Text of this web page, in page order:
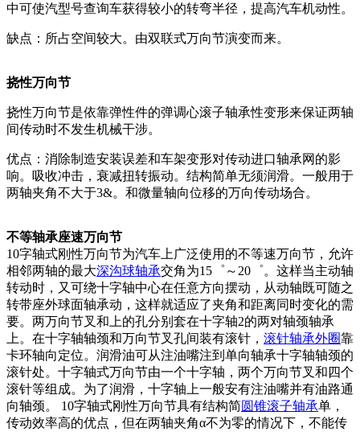
中可使汽型号查询车获得较小的转弯半径，提高汽车机动性。
缺点：所占空间较大。由双联式万向节演变而来。
挠性万向节
挠性万向节是依靠弹性件的弹调心滚子轴承性变形来保证两轴
间传动时不发生机械干涉。
优点：消除制造安装误差和车架变形对传动进口轴承网的影
响。吸收冲击，衰减扭转振动。结构简单无须润滑。一般用于
两轴夹角不大于3&。和微量轴向位移的万向传动场合。
不等轴承座速万向节
10字轴式刚性万向节为汽车上广泛使用的不等速万向节，允许
相邻两轴的最大深沟球轴承交角为15゜～20゜。这样当主动轴
转动时，又可绕十字轴中心在任意方向摆动，从动轴既可随之
转带座外球面轴承动，这样就适应了夹角和距离同时变化的需
要。两万向节叉和上的孔分别套在十字轴2的两对轴颈轴承
上。在十字轴轴颈和万向节叉孔间装有滚针， 滚针轴承外圈靠
卡环轴向定位。润滑油可从注油嘴注到单向轴承十字轴轴颈的
滚针处。十字轴式万向节由一个十字轴，两个万向节叉和四个
滚针等组成。为了润滑，十字轴上一般安有注油嘴并有油路通
向轴颈。 10字轴式刚性万向节具有结构简圆锥滚子轴承单，
传动效率高的优点，但在两轴夹角α不为零的情况下，不能传